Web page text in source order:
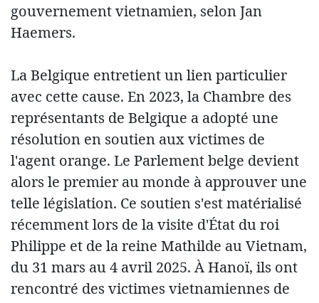
gouvernement vietnamien, selon Jan
Haemers.
La Belgique entretient un lien particulier
avec cette cause. En 2023, la Chambre des
représentants de Belgique a adopté une
résolution en soutien aux victimes de
l'agent orange. Le Parlement belge devient
alors le premier au monde à approuver une
telle législation. Ce soutien s'est matérialisé
récemment lors de la visite d'État du roi
Philippe et de la reine Mathilde au Vietnam,
du 31 mars au 4 avril 2025. À Hanoï, ils ont
rencontré des victimes vietnamiennes de